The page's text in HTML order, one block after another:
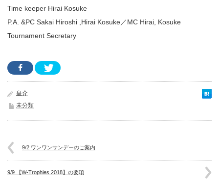
Time keeper Hirai Kosuke
P.A. &PC Sakai Hiroshi ,Hirai Kosuke／MC Hirai, Kosuke
Tournament Secretary
皇介
未分類
9/2 ワンワンサンデーのご案内
9/9 【W-Trophies 2018】の要項